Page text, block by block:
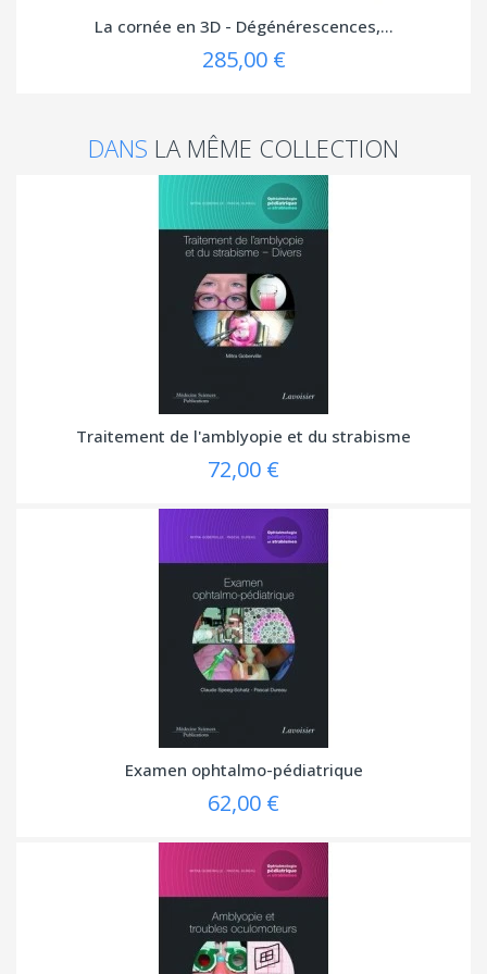
La cornée en 3D - Dégénérescences,...
285,00 €
DANS LA MÊME COLLECTION
Traitement de l'amblyopie et du strabisme
72,00 €
Examen ophtalmo-pédiatrique
62,00 €